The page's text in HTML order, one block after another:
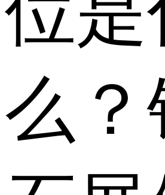
么？